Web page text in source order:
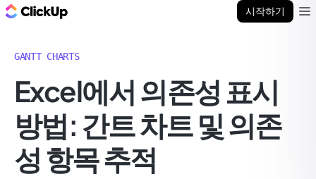
시작하기
GANTT CHARTS
Excel에서 의존성 표시
방법: 간트 차트 및 의존
성 항목 추적